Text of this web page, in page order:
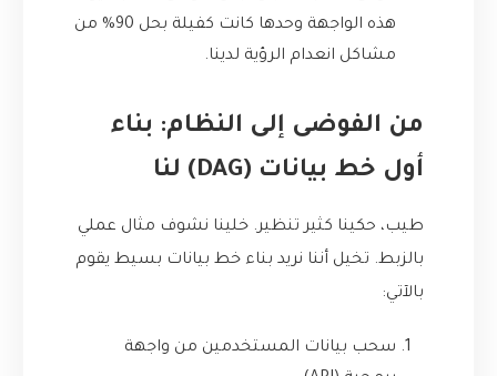
هذه الواجهة وحدها كانت كفيلة بحل 90% من
مشاكل انعدام الرؤية لدينا.
من الفوضى إلى النظام: بناء
أول خط بيانات (DAG) لنا
طيب، حكينا كثير تنظير. خلينا نشوف مثال عملي
بالزبط. تخيل أننا نريد بناء خط بيانات بسيط يقوم
بالآتي:
سحب بيانات المستخدمين من واجهة